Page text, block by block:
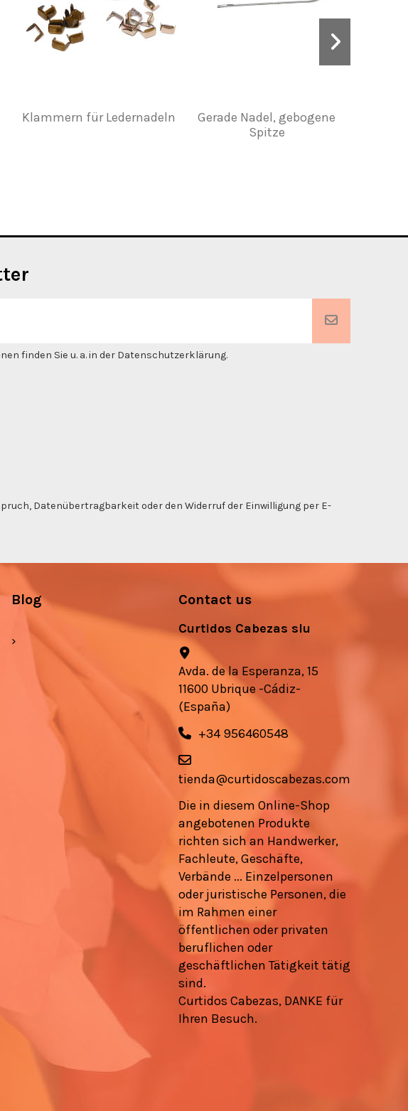
Klammern für Ledernadeln
Gerade Nadel, gebogene
Spitze
finden Sie u. a. in der Datenschutzerklärung.
Datenübertragbarkeit oder den Widerruf der Einwilligung per E-
Blog Contact us
Curtidos Cabezas slu
Avda. de la Esperanza, 15
11600 Ubrique -Cádiz-
(España)
+34 956460548
tienda@curtidoscabezas.com
Die in diesem Online-Shop
angebotenen Produkte
richten sich an Handwerker,
Fachleute, Geschäfte,
Verbände ... Einzelpersonen
oder juristische Personen, die
im Rahmen einer
öffentlichen oder privaten
beruflichen oder
geschäftlichen Tätigkeit tätig
sind.
Curtidos Cabezas, DANKE für
Ihren Besuch.